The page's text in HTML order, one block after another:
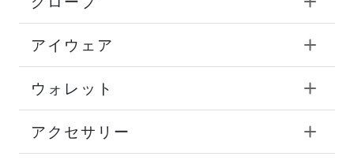
アイウェア
ウォレット
アクセサリー